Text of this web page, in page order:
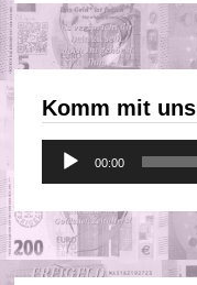
Komm mit uns
Audio-
Player
00:00